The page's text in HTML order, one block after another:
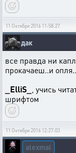
11 Октября 2016 11:58:27
дак
все правда ни
прокачаеш..и
_ElliS_
, учись
шрифтом
11 Октября 2016 12:27:03
alexmal